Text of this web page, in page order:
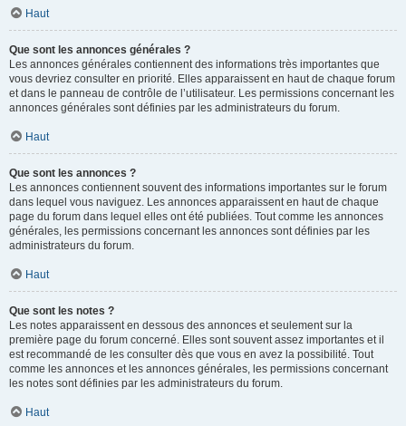
Haut
Que sont les annonces générales ?
Les annonces générales contiennent des informations très importantes que
vous devriez consulter en priorité. Elles apparaissent en haut de chaque forum
et dans le panneau de contrôle de l’utilisateur. Les permissions concernant les
annonces générales sont définies par les administrateurs du forum.
Haut
Que sont les annonces ?
Les annonces contiennent souvent des informations importantes sur le forum
dans lequel vous naviguez. Les annonces apparaissent en haut de chaque
page du forum dans lequel elles ont été publiées. Tout comme les annonces
générales, les permissions concernant les annonces sont définies par les
administrateurs du forum.
Haut
Que sont les notes ?
Les notes apparaissent en dessous des annonces et seulement sur la
première page du forum concerné. Elles sont souvent assez importantes et il
est recommandé de les consulter dès que vous en avez la possibilité. Tout
comme les annonces et les annonces générales, les permissions concernant
les notes sont définies par les administrateurs du forum.
Haut